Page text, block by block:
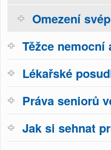
Omezení
Těžce
Lékařské
Práva seniorů
Jak si sehnat